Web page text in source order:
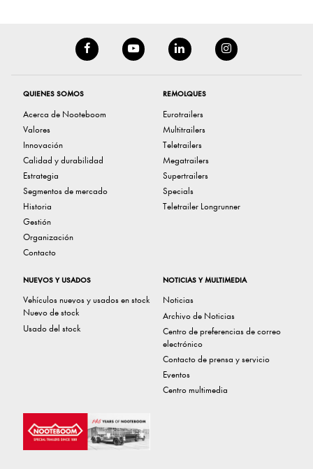
QUIENES SOMOS
Acerca de Nooteboom
Valores
Innovación
Calidad y durabilidad
Estrategia
Segmentos de mercado
Historia
Gestión
Organización
Contacto
REMOLQUES
Eurotrailers
Multitrailers
Teletrailers
Megatrailers
Supertrailers
Specials
Teletrailer Longrunner
NUEVOS Y USADOS
Vehículos nuevos y usados ​​en stock
Nuevo de stock
Usado del stock
NOTICIAS Y MULTIMEDIA
Noticias
Archivo de Noticias
Centro de preferencias de correo
electrónico
Contacto de prensa y servicio
Eventos
Centro multimedia